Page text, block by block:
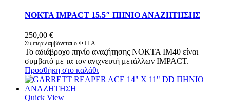
NOKTA IMPACT 15.5″ ΠΗΝΙΟ ΑΝΑΖΗΤΗΣΗΣ
250,00 €
Συμπεριλαμβάνεται ο Φ.Π.Α
Το αδιάβροχο πηνίο αναζήτησης NOKTA IM40 είναι
συμβατό με τα τον ανιχνευτή μετάλλων IMPACT.
Προσθήκη στο καλάθι
Quick View